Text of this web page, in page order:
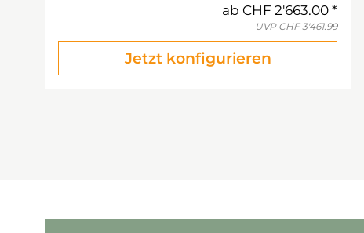
ab CHF 2'663.00
UVP CHF 3'461.99
Jetzt konfigurieren